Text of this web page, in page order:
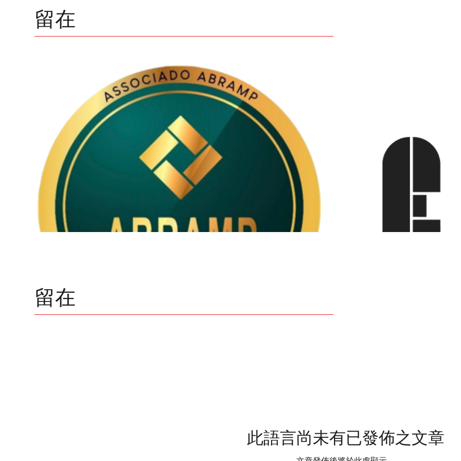
亚、阿尔巴尼亚、黑山、塞尔维亚、斯科皮亚、希腊、罗马尼
亚、保加利亚、乌克兰、秘鲁、格鲁吉亚、拉脱维亚、爱沙尼
亚、芬兰、俄罗斯、印度、中国、泰国、马来西亚、菲律宾、韩
留在
此語言尚未有已發佈之文章
留在